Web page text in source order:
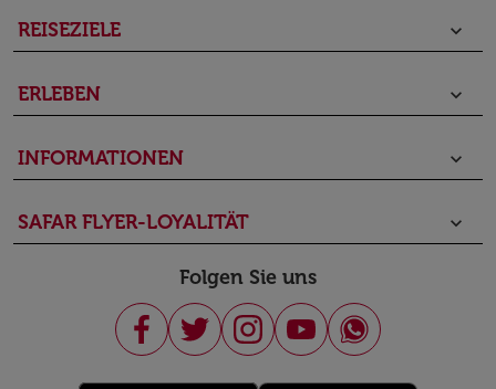
REISEZIELE keyboard_arrow_down
ERLEBEN keyboard_arrow_down
INFORMATIONEN keyboard_arrow_down
SAFAR FLYER-LOYALITÄT keyboard_arrow_down
Folgen Sie uns